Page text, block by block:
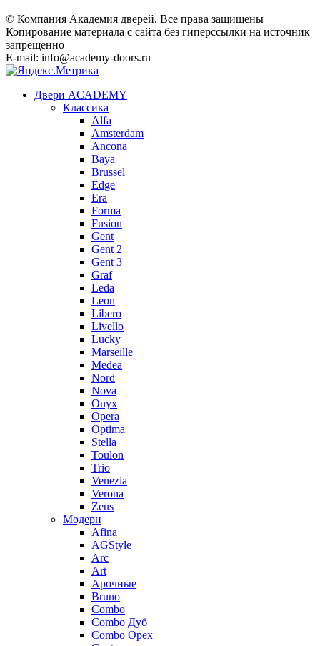
© Компания Академия дверей. Все права защищены
Копирование материала с сайта без гиперссылки на источник
запрещенно
E-mail: info@academy-doors.ru
Двери ACADEMY
Классика
Alfa
Amsterdam
Ancona
Baya
Brussel
Edge
Era
Forma
Fusion
Gent
Gent 2
Gent 3
Graf
Leda
Leon
Libero
Livello
Lucky
Marseille
Medea
Nord
Nova
Onyx
Opera
Optima
Stella
Toulon
Trio
Venezia
Verona
Zeus
Модерн
Afina
AGStyle
Arc
Art
Aрочные
Bruno
Combo
Combo Дуб
Combo Орех